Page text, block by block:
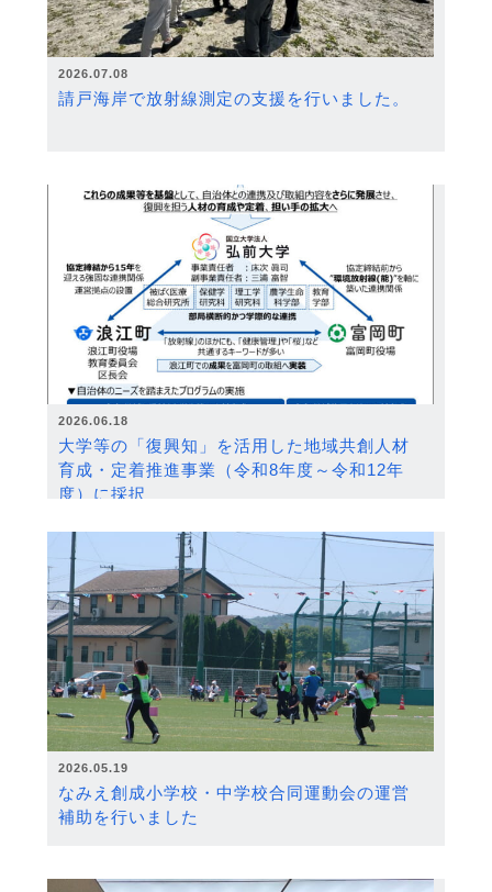
2026.07.08
請戸海岸で放射線測定の支援を行いました。
2026.06.18
大学等の「復興知」を活用した地域共創人材
育成・定着推進事業（令和8年度～令和12年
度）に採択
2026.05.19
なみえ創成小学校・中学校合同運動会の運営
補助を行いました